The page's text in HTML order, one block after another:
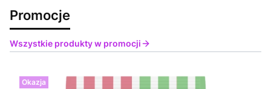
Promocje
Wszystkie produkty w promocji
Okazja